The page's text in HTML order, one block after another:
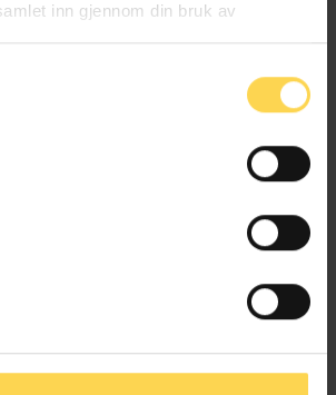
inn gjennom din bruk av